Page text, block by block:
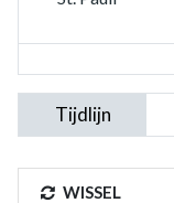
Tijdlijn
WISSEL